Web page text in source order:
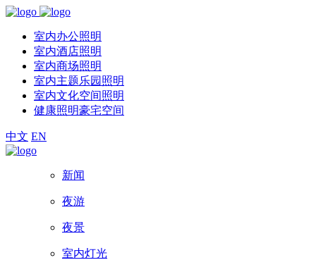
室内办公照明
室内酒店照明
室内商场照明
室内主题乐园照明
室内文化空间照明
健康照明豪宅空间
中文 EN
新闻
夜游
夜景
室内灯光